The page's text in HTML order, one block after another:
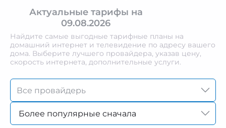
Актуальные тарифы на
09.08.2026
Найдите самые выгодные тарифные планы на
домашний интернет и телевидение по адресу вашего
дома. Выберите лучшего провайдера, указав цену,
скорость интернета, дополнительные услуги.
Более популярные сначала